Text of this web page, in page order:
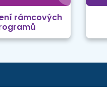
rámcových